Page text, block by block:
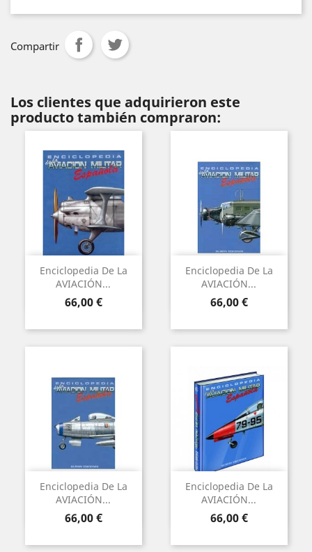
Compartir
Los clientes que adquirieron este
producto también compraron:
Enciclopedia De La
AVIACIÓN...
Precio
66,00 €
Enciclopedia De La
AVIACIÓN...
Precio
66,00 €
Enciclopedia De La
AVIACIÓN...
Precio
66,00 €
Enciclopedia De La
AVIACIÓN...
Precio
66,00 €